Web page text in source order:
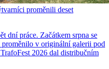
proměnili deset
dní práce. Začátkem srpna se
v originální galerii pod
2026 dal distribučním